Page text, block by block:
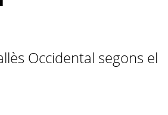
Occidental segons el